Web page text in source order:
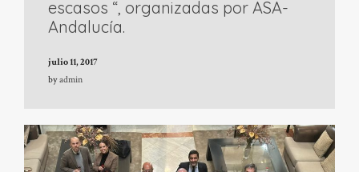
escasos “, organizadas por ASA-
Andalucía.
julio 11, 2017
byadmin